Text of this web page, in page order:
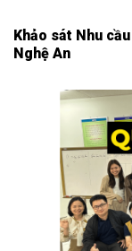
Khảo sát Nhu
Nghệ An